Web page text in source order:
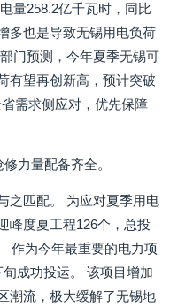
量258.2亿千瓦时，同比
多也是导致无锡用电负荷
门预测，今年夏季无锡可
有望再创新高，预计突破
需求侧应对，优先保障
力量配备齐全。
之匹配。 为应对夏季用电
峰度夏工程126个，总投
作为今年最重要的电力项
成功投运。 该项目增加
潮流，极大缓解了无锡地